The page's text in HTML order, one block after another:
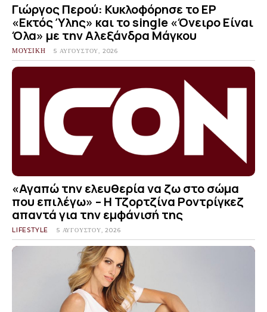
Γιώργος Περού: Κυκλοφόρησε το EP
«Εκτός Ύλης» και το single «Όνειρο Είναι
Όλα» με την Αλεξάνδρα Μάγκου
ΜΟΥΣΙΚΗ 5 ΑΥΓΟΎΣΤΟΥ, 2026
«Αγαπώ την ελευθερία να ζω στο σώμα
που επιλέγω» – Η Τζορτζίνα Ροντρίγκεζ
απαντά για την εμφάνισή της
LIFESTYLE 5 ΑΥΓΟΎΣΤΟΥ, 2026